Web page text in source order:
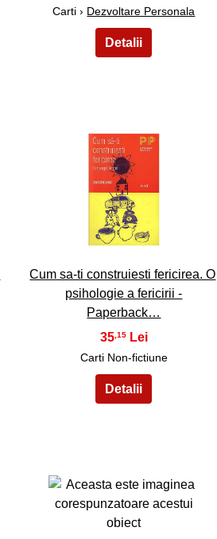
Carti › Dezvoltare Personala
18
Cum sa-ti construiesti fericirea. O
psihologie a fericirii -
Paperback…
35,15
Carti Non-fictiune